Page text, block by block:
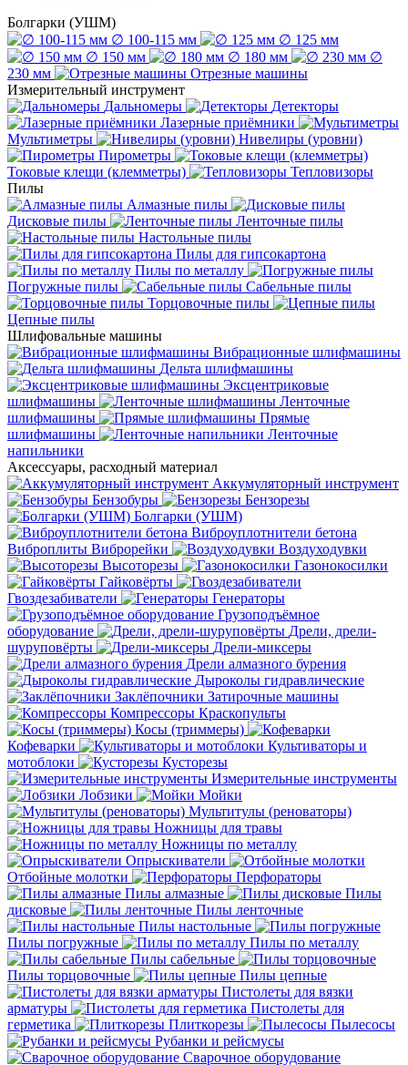
Болгарки (УШМ)
∅ 100-115 мм
∅ 125 мм
∅ 150 мм
∅ 180 мм
∅
230 мм
Отрезные машины
Измерительный инструмент
Дальномеры
Детекторы
Лазерные приёмники
Мультиметры
Нивелиры (уровни)
Пирометры
Токовые клещи (клемметры)
Тепловизоры
Пилы
Алмазные пилы
Дисковые пилы
Ленточные пилы
Настольные пилы
Пилы для гипсокартона
Пилы по металлу
Погружные пилы
Сабельные пилы
Торцовочные пилы
Цепные пилы
Шлифовальные машины
Вибрационные шлифмашины
Дельта шлифмашины
Эксцентриковые
шлифмашины
Ленточные
шлифмашины
Прямые
шлифмашины
Ленточные
напильники
Аксессуары, расходный материал
Аккумуляторный инструмент
Бензобуры
Бензорезы
Болгарки (УШМ)
Виброуплотнители бетона
Виброплиты Виброрейки
Воздуходувки
Высоторезы
Газонокосилки
Гайковёрты
Гвоздезабиватели
Генераторы
Грузоподъёмное
оборудование
Дрели, дрели-
шуруповёрты
Дрели-миксеры
Дрели алмазного бурения
Дыроколы гидравлические
Заклёпочники Затирочные машины
Компрессоры Краскопульты
Косы (триммеры)
Кофеварки
Культиваторы и
мотоблоки
Кусторезы
Измерительные инструменты
Лобзики
Мойки
Мультитулы (реноваторы)
Ножницы для травы
Ножницы по металлу
Опрыскиватели
Отбойные молотки
Перфораторы
Пилы алмазные
Пилы
дисковые
Пилы ленточные
Пилы настольные
Пилы погружные
Пилы по металлу
Пилы сабельные
Пилы торцовочные
Пилы цепные
Пистолеты для вязки
арматуры
Пистолеты для
герметика
Плиткорезы
Пылесосы
Рубанки и рейсмусы
Сварочное оборудование